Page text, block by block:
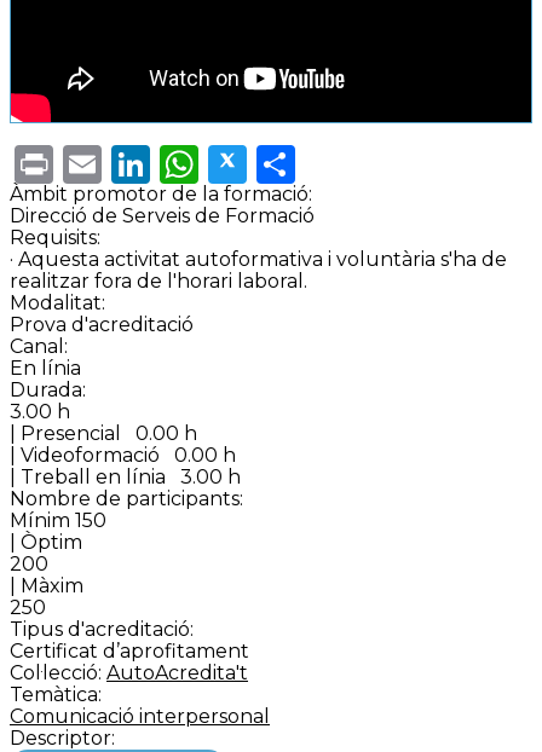
PrintEmailLinkedIn
WhatsApp
Twitter
Àmbit promotor de la formació:
Direcció de Serveis de Formació
Requisits:
· Aquesta activitat autoformativa i voluntària s'ha de
realitzar fora de l'horari laboral.
Modalitat:
Prova d'acreditació
Canal:
En línia
Durada:
3.00 h
| Presencial
0.00 h
| Videoformació
0.00 h
| Treball en línia
3.00 h
Nombre de participants:
Mínim 150
| Òptim
200
| Màxim
250
Tipus d'acreditació:
Certificat d’aprofitament
Col·lecció: AutoAcredita't
Temàtica:
Comunicació interpersonal
Descriptor: